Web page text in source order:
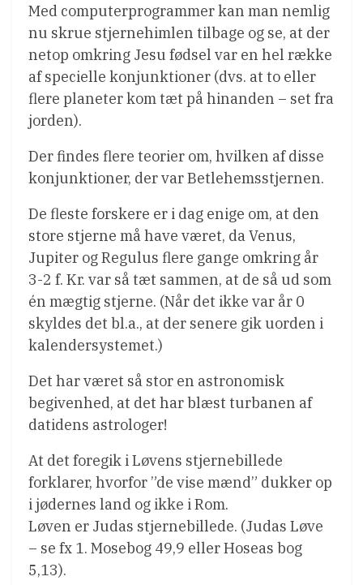
Med computerprogrammer kan man nemlig
nu skrue stjernehimlen tilbage og se, at der
netop omkring Jesu fødsel var en hel række
af specielle konjunktioner (dvs. at to eller
flere planeter kom tæt på hinanden – set fra
jorden).
Der findes flere teorier om, hvilken af disse
konjunktioner, der var Betlehemsstjernen.
De fleste forskere er i dag enige om, at den
store stjerne må have været, da Venus,
Jupiter og Regulus flere gange omkring år
3-2 f. Kr. var så tæt sammen, at de så ud som
én mægtig stjerne. (Når det ikke var år 0
skyldes det bl.a., at der senere gik uorden i
kalendersystemet.)
Det har været så stor en astronomisk
begivenhed, at det har blæst turbanen af
datidens astrologer!
At det foregik i Løvens stjernebillede
forklarer, hvorfor ”de vise mænd” dukker op
i jødernes land og ikke i Rom.
Løven er Judas stjernebillede. (Judas Løve
– se fx 1. Mosebog 49,9 eller Hoseas bog
5,13).